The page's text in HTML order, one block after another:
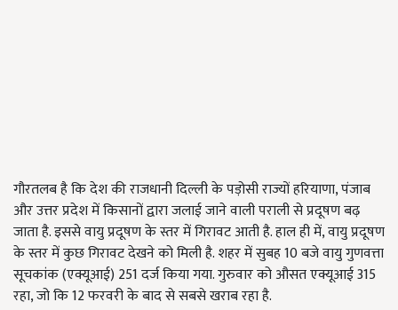
गौरतलब है कि देश की राजधानी दिल्ली के पड़ोसी राज्यों हरियाणा, पंजाब
और उत्तर प्रदेश में किसानों द्वारा जलाई जाने वाली पराली से प्रदूषण बढ़
जाता है. इससे वायु प्रदूषण के स्तर में गिरावट आती है. हाल ही में, वायु प्रदूषण
के स्तर में कुछ गिरावट देखने को मिली है. शहर में सुबह 10 बजे वायु गुणवत्ता
सूचकांक (एक्यूआई) 251 दर्ज किया गया. गुरुवार को औसत एक्यूआई 315
रहा, जो कि 12 फरवरी के बाद से सबसे खराब रहा है.